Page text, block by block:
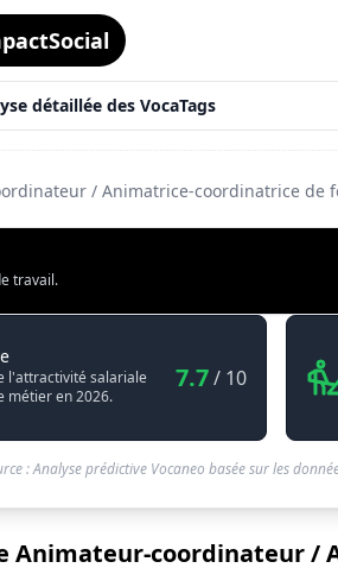
détaillée des VocaTags
/ Animatrice-coordinatrice de
travail.
de formation
Animateur-coordinateur / Animatrice-
l'attractivité salariale
métier en 2026.
7.7/ 10
: Analyse prédictive Vocaneo basée sur les
Animateur-coordinateur /